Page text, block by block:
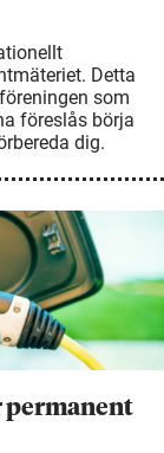
Detta
som
föreslås börja
dig.
permanent